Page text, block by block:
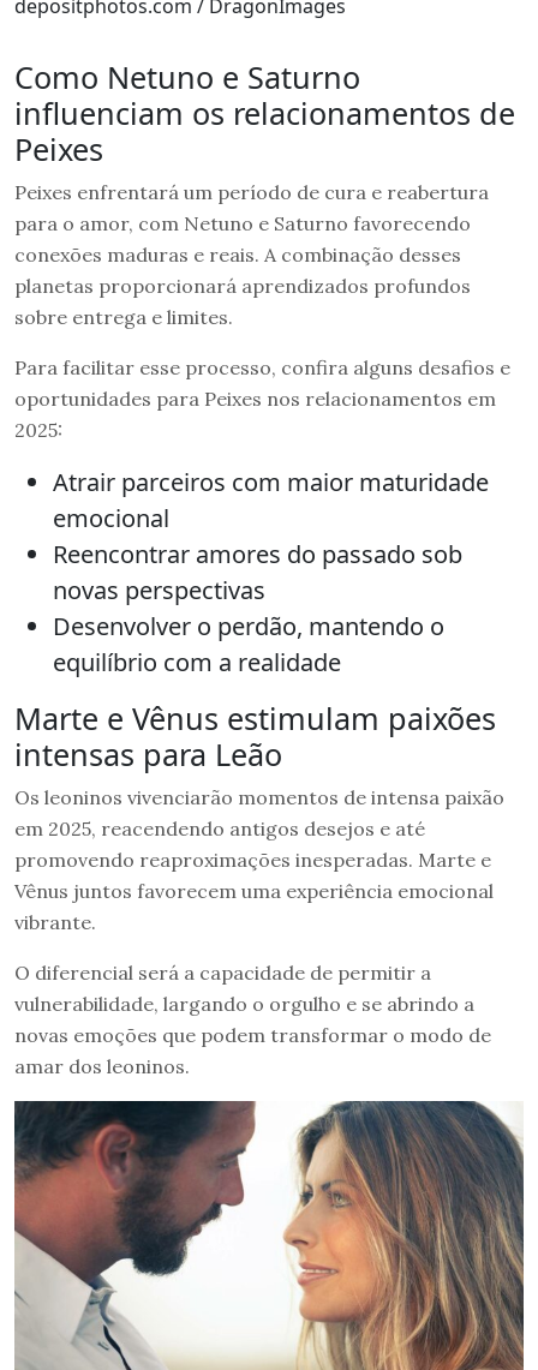
depositphotos.com / DragonImages
Como Netuno e Saturno
influenciam os relacionamentos de
Peixes
Peixes enfrentará um período de cura e reabertura
para o amor, com Netuno e Saturno favorecendo
conexões maduras e reais. A combinação desses
planetas proporcionará aprendizados profundos
sobre entrega e limites.
Para facilitar esse processo, confira alguns desafios e
oportunidades para Peixes nos relacionamentos em
2025:
Atrair parceiros com maior maturidade
emocional
Reencontrar amores do passado sob
novas perspectivas
Desenvolver o perdão, mantendo o
equilíbrio com a realidade
Marte e Vênus estimulam paixões
intensas para Leão
Os leoninos vivenciarão momentos de intensa paixão
em 2025, reacendendo antigos desejos e até
promovendo reaproximações inesperadas. Marte e
Vênus juntos favorecem uma experiência emocional
vibrante.
O diferencial será a capacidade de permitir a
vulnerabilidade, largando o orgulho e se abrindo a
novas emoções que podem transformar o modo de
amar dos leoninos.